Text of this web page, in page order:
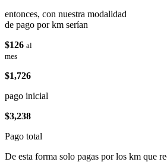
entonces, con nuestra modalidad
de pago por km serían
$126 al
mes
$1,726
pago inicial
$3,238
Pago total
De esta forma solo pagas por los km que